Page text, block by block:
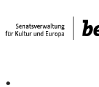
●